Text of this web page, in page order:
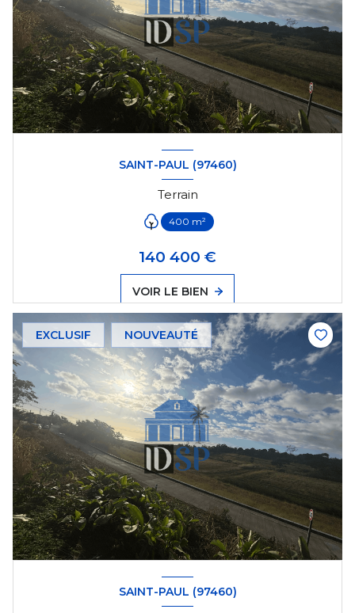
SAINT-PAUL (97460)
Terrain
400 m²
140 400 €
VOIR LE BIEN
EXCLUSIF NOUVEAUTÉ
SAINT-PAUL (97460)